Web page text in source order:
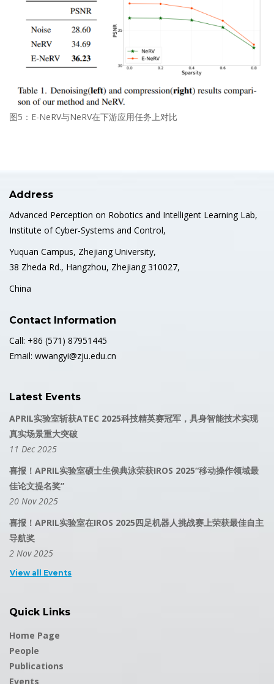
图5：E-NeRV与NeRV在下游应用任务上对比
Address
Advanced Perception on Robotics and Intelligent Learning Lab,
Institute of Cyber-Systems and Control,
Yuquan Campus, Zhejiang University,
38 Zheda Rd., Hangzhou, Zhejiang 310027,
China
Contact Information
Call: +86 (571) 87951445
Email: wwangyi@zju.edu.cn
Latest Events
APRIL实验室斩获ATEC 2025科技精英赛冠军，具身智能技术实现
真实场景重大突破
11 Dec 2025
喜报！APRIL实验室硕士生侯典泳荣获IROS 2025“移动操作领域最
佳论文提名奖”
20 Nov 2025
喜报！APRIL实验室在IROS 2025四足机器人挑战赛上荣获最佳自主
导航奖
2 Nov 2025
View all Events
Quick Links
Home Page
People
Publications
Events